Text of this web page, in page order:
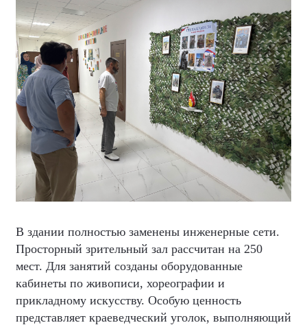
В здании полностью заменены инженерные сети.
Просторный зрительный зал рассчитан на 250
мест. Для занятий созданы оборудованные
кабинеты по живописи, хореографии и
прикладному искусству. Особую ценность
представляет краеведческий уголок, выполняющий